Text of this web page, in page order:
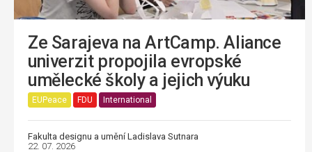
Ze Sarajeva na ArtCamp. Aliance
univerzit propojila evropské
umělecké školy a jejich výuku
EUPeace FDU International
Fakulta designu a umění Ladislava Sutnara
22. 07. 2026